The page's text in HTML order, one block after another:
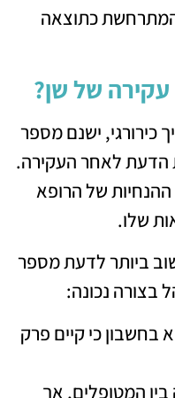
כתוצאה
של שן?
כירורגי, ישנם מספר
הדעת לאחר העקירה.
ההנחיות של הרופא
שלו.
ביותר לדעת מספר
בצורה נכונה:
בחשבון כי קיים פרק
המטופלים, אך